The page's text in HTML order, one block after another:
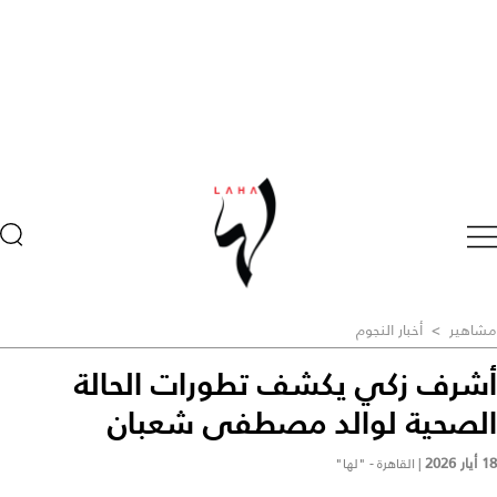
مشاهير > أخبار النجوم
أشرف زكي يكشف تطورات الحالة
الصحية لوالد مصطفى شعبان
18 أيار 2026 | القاهرة - "لها"